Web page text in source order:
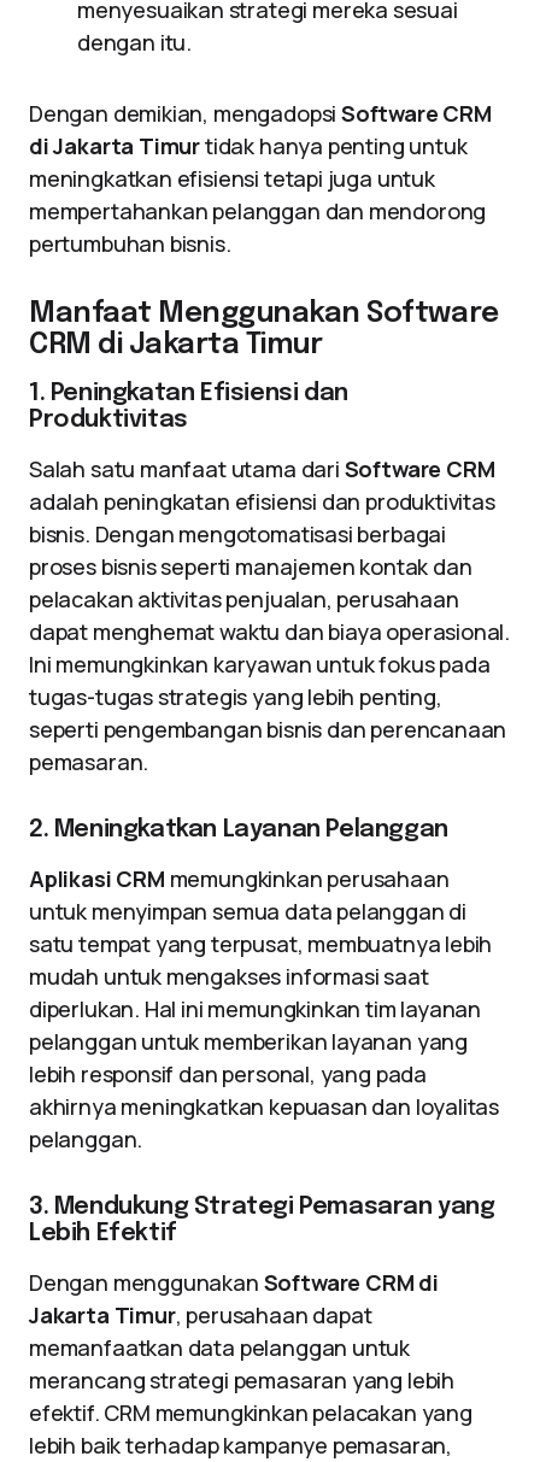
menyesuaikan strategi mereka sesuai
dengan itu.
Dengan demikian, mengadopsi Software CRM
di Jakarta Timurtidak hanya penting untuk
meningkatkan efisiensi tetapi juga untuk
mempertahankan pelanggan dan mendorong
pertumbuhan bisnis.
Manfaat Menggunakan Software
CRM di Jakarta Timur
1. Peningkatan Efisiensi dan
Produktivitas
Salah satu manfaat utama dari Software CRM
adalah peningkatan efisiensi dan produktivitas
bisnis. Dengan mengotomatisasi berbagai
proses bisnis seperti manajemen kontak dan
pelacakan aktivitas penjualan, perusahaan
dapat menghemat waktu dan biaya operasional.
Ini memungkinkan karyawan untuk fokus pada
tugas-tugas strategis yang lebih penting,
seperti pengembangan bisnis dan perencanaan
pemasaran.
2. Meningkatkan Layanan Pelanggan
Aplikasi CRM memungkinkan perusahaan
untuk menyimpan semua data pelanggan di
satu tempat yang terpusat, membuatnya lebih
mudah untuk mengakses informasi saat
diperlukan. Hal ini memungkinkan tim layanan
pelanggan untuk memberikan layanan yang
lebih responsif dan personal, yang pada
akhirnya meningkatkan kepuasan dan loyalitas
pelanggan.
3. Mendukung Strategi Pemasaran yang
Lebih Efektif
Dengan menggunakan Software CRM di
Jakarta Timur, perusahaan dapat
memanfaatkan data pelanggan untuk
merancang strategi pemasaran yang lebih
efektif. CRM memungkinkan pelacakan yang
lebih baik terhadap kampanye pemasaran,